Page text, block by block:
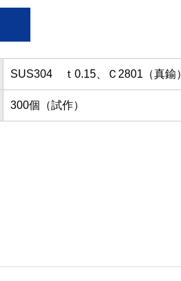
SUS304 ｔ0.15、Ｃ2801（真鍮
300個（試作）